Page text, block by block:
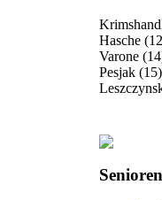
Hasche
Varone
Pesjak (15)
Senioren